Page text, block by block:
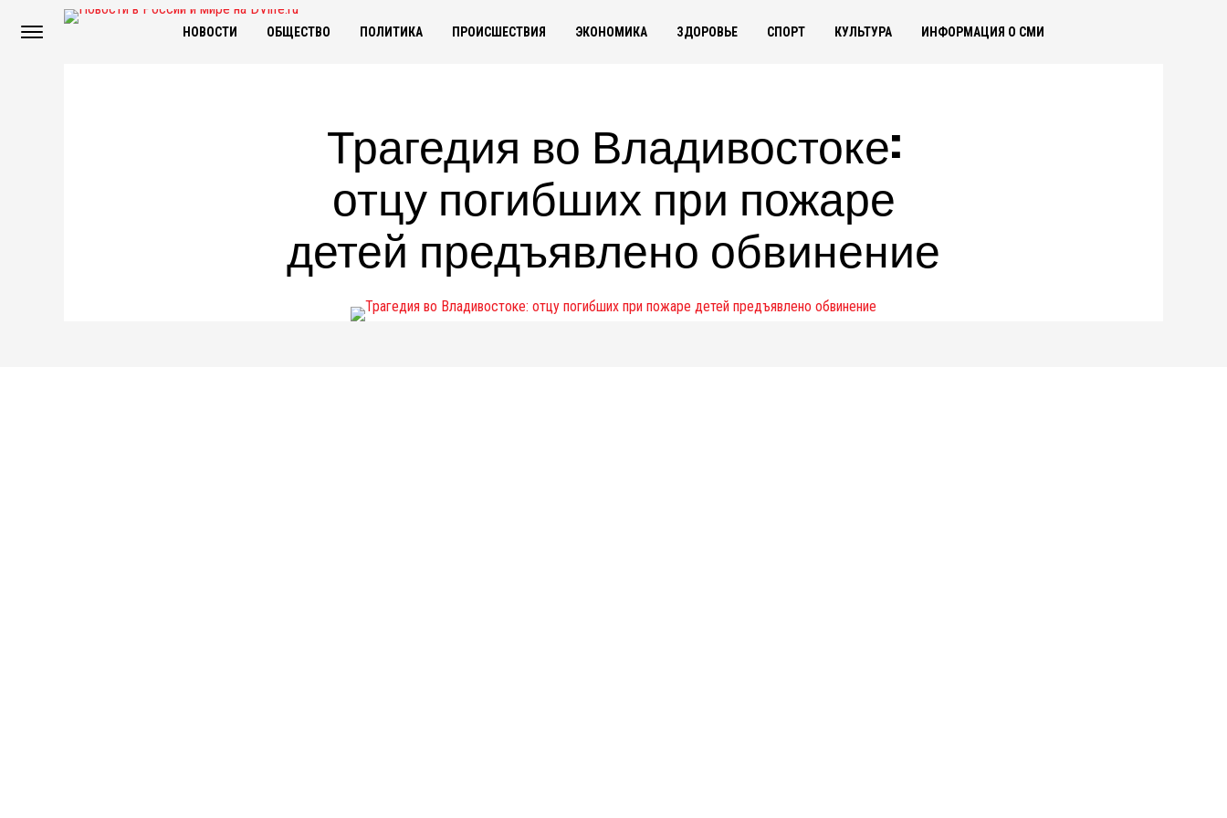
НОВОСТИ ОБЩЕСТВО ПОЛИТИКА ПРОИСШЕСТВИЯ ЭКОНОМИКА ЗДОРОВЬЕ СПОРТ КУЛЬТУРА ИНФОРМАЦИЯ О СМИ
Трагедия во Владивостоке:
отцу погибших при пожаре
детей предъявлено обвинение